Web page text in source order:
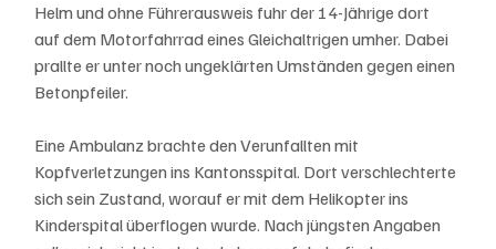
Helm und ohne Führerausweis fuhr der 14-Jährige dort
auf dem Motorfahrrad eines Gleichaltrigen umher. Dabei
prallte er unter noch ungeklärten Umständen gegen einen
Betonpfeiler.
Eine Ambulanz brachte den Verunfallten mit
Kopfverletzungen ins Kantonsspital. Dort verschlechterte
sich sein Zustand, worauf er mit dem Helikopter ins
Kinderspital überflogen wurde. Nach jüngsten Angaben